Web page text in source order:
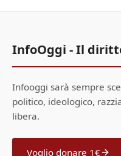
InfoOggi - Il
Infooggi sarà sempre
politico, ideologico,
libera.
Voglio donare 1€